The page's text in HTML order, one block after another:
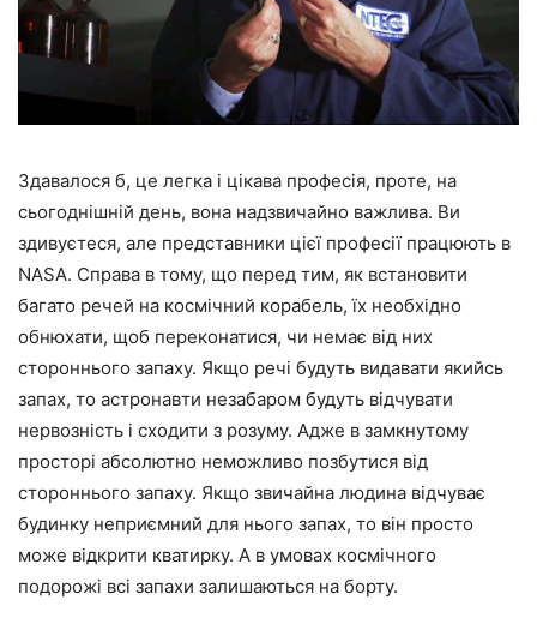
Здавалося б, це легка і цікава професія, проте, на
сьогоднішній день, вона надзвичайно важлива. Ви
здивуєтеся, але представники цієї професії працюють в
NASA. Справа в тому, що перед тим, як встановити
багато речей на космічний корабель, їх необхідно
обнюхати, щоб переконатися, чи немає від них
стороннього запаху. Якщо речі будуть видавати якийсь
запах, то астронавти незабаром будуть відчувати
нервозність і сходити з розуму. Адже в замкнутому
просторі абсолютно неможливо позбутися від
стороннього запаху. Якщо звичайна людина відчуває
будинку неприємний для нього запах, то він просто
може відкрити кватирку. А в умовах космічного
подорожі всі запахи залишаються на борту.